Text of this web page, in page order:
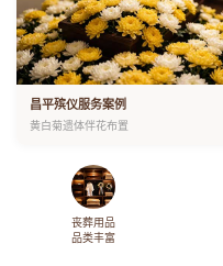
昌平殡仪服务案例
黄白菊遗体伴花布置
丧葬用品
品类丰富